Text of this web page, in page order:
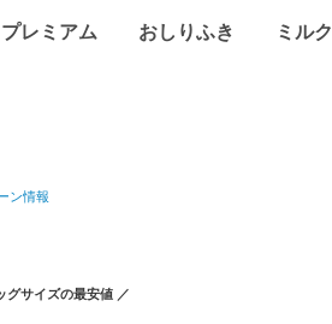
プレミアム おしりふき ミルク
ン情報
グサイズの最安値 ／